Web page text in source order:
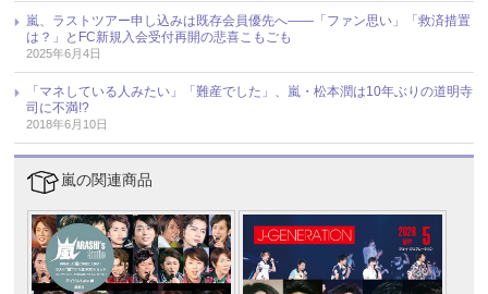
嵐、ラストツアー申し込みは既存会員優先へ――「ファン思い」「救済措置
は？」とFC新規入会受付再開の悲喜こもごも
2025年6月4日
「マネしている人みたい」「難産でした」、嵐・松本潤は10年ぶりの道明寺
司に不満!?
2018年6月10日
嵐の関連商品